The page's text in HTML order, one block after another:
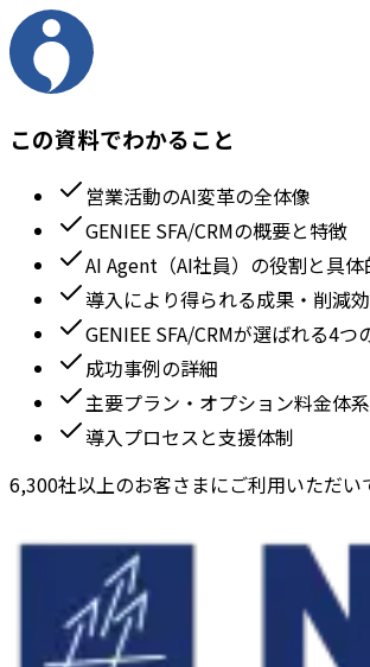
この資料でわかること
営業活動のAI変革の全体像
GENIEE SFA/CRMの概要と特徴
AI Agent（AI社員）の役割と具
導入により得られる成果・削減
GENIEE SFA/CRMが選ばれる4つ
成功事例の詳細
主要プラン・オプション料金体系
導入プロセスと支援体制
6,300社以上のお客さまにご利用いただい